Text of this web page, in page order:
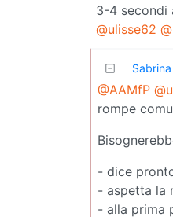
3-4 secondi
@ulisse62
@AAMfP
rompe
- dice
- aspetta la
- alla prima